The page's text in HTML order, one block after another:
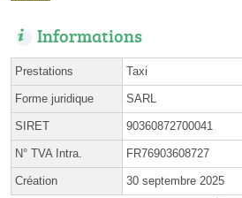
Informations
Prestations Taxi
Forme juridique SARL
SIRET 90360872700041
N° TVA Intra. FR76903608727
Création 30 septembre 2025